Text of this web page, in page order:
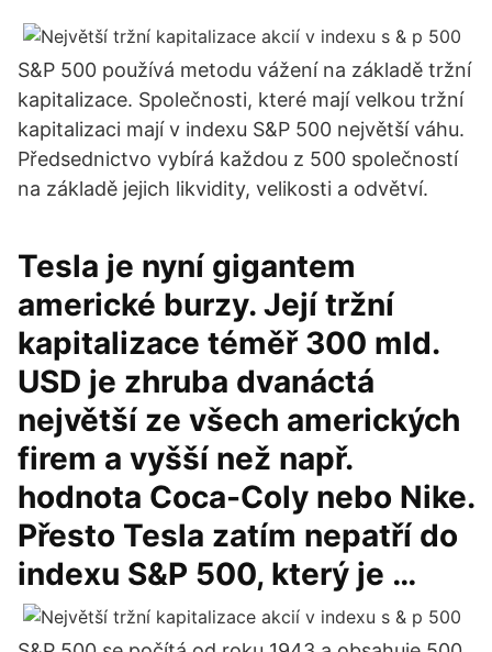
S&P 500 používá metodu vážení na základě tržní
kapitalizace. Společnosti, které mají velkou tržní
kapitalizaci mají v indexu S&P 500 největší váhu.
Předsednictvo vybírá každou z 500 společností
na základě jejich likvidity, velikosti a odvětví.
Tesla je nyní gigantem
americké burzy. Její tržní
kapitalizace téměř 300 mld.
USD je zhruba dvanáctá
největší ze všech amerických
firem a vyšší než např.
hodnota Coca-Coly nebo Nike.
Přesto Tesla zatím nepatří do
indexu S&P 500, který je …